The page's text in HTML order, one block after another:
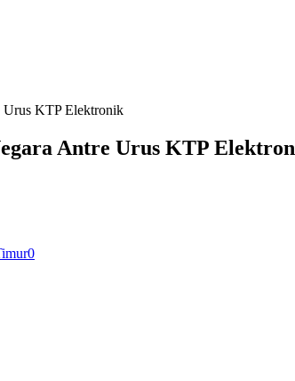
Urus KTP Elektronik
Antre Urus KTP
0